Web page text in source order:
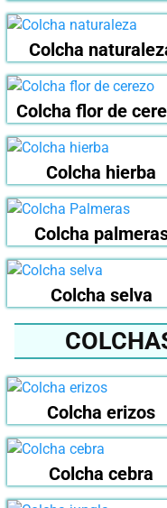
Colcha
Colcha flor de
Colcha hierba
Colcha
Colcha selva
Colcha erizos
Colcha cebra